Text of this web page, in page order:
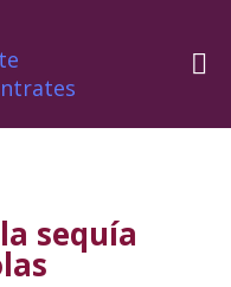
sequía